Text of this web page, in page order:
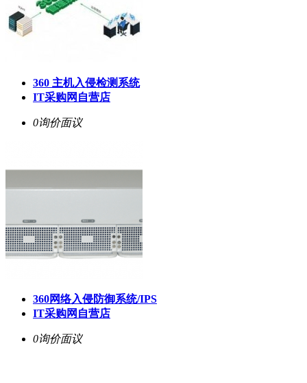
360 主机入侵检测系统
IT采购网自营店
0询价面议
360网络入侵防御系统/IPS
IT采购网自营店
0询价面议